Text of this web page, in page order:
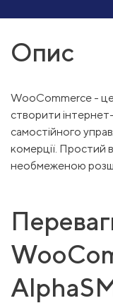
Опис
WooCommerce - це
створити
самостійного
комерції. Простий
необмеженою